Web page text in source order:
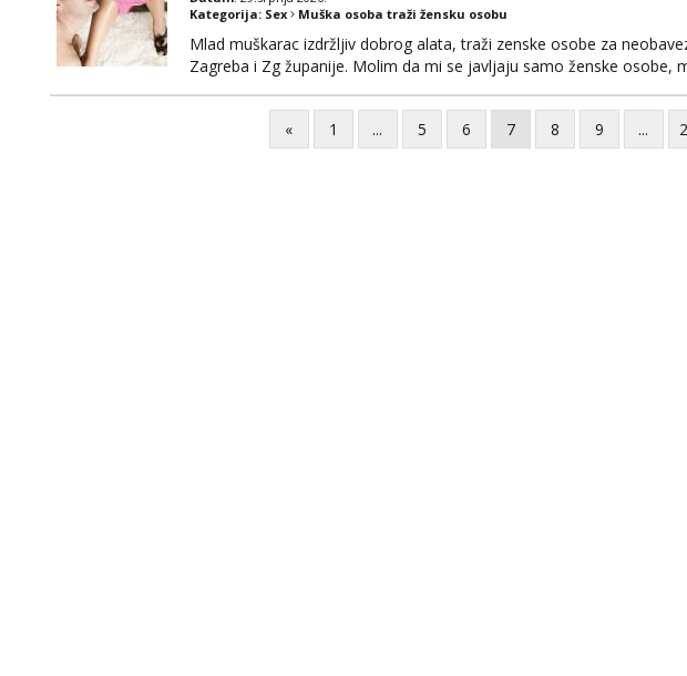
Kategorija: Sex Muška osoba traži žensku osobu
Mlad muškarac izdržljiv dobrog alata, traži zenske osobe za
Zagreba i Zg županije. Molim da mi se javljaju samo ženske osobe,
«
1 ... 5 6 7 8 9 ...